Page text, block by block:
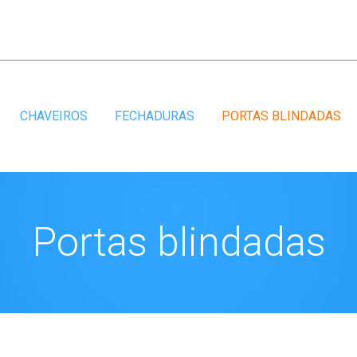
CHAVEIROS FECHADURAS PORTAS BLINDADAS
Portas blindadas